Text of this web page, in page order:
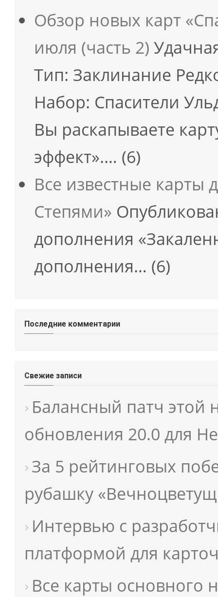
Обзор новых карт
июля (часть 2)
Тип: Заклинание
Набор: Спасители
Вы раскапываете
эффект».… (6)
Все известные карты
Степями»
дополнения
дополнения… (6)
Последние комментарии
Свежие записи
Балансный патч этой
обновления 20.0 для
За 5 рейтинговых
рубашку
Интервью с
платформой для
Все карты основного